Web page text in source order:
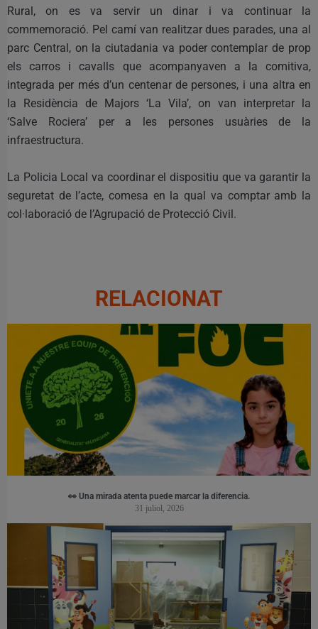
Rural, on es va servir un dinar i va continuar la
commemoració. Pel camí van realitzar dues parades, una al
parc Central, on la ciutadania va poder contemplar de prop
els carros i cavalls que acompanyaven a la comitiva,
integrada per més d’un centenar de persones, i una altra en
la Residència de Majors ‘La Vila’, on van interpretar la
‘Salve Rociera’ per a les persones usuàries de la
infraestructura.
La Policia Local va coordinar el dispositiu que va garantir la
seguretat de l’acte, comesa en la qual va comptar amb la
col·laboració de l’Agrupació de Protecció Civil.
RELACIONAT
👀 Una mirada atenta puede marcar la diferencia.
31 juliol, 2026